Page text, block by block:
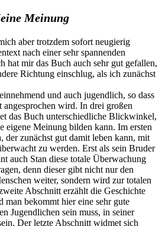
Meinung
aber trotzdem sofort neugierig
nach einer sehr spannenden
hat mir das Buch auch sehr gut gefallen,
Richtung einschlug, als ich zunächst
und auch jugendlich, so dass
wird. In drei großen
das Buch unterschiedliche Blickwinkel,
eigene Meinung bilden kann. Im ersten
der zunächst gut damit leben kann, mit
zu werden. Erst als sein Bruder
auch Stan diese totale Überwachung
denn dieser gibt nicht nur den
weiter, sondern wird zur totalen
Abschnitt erzählt die Geschichte
bekommt hier eine sehr gute
Jugendlichen sein muss, in seiner
Der letzte Abschnitt widmet sich